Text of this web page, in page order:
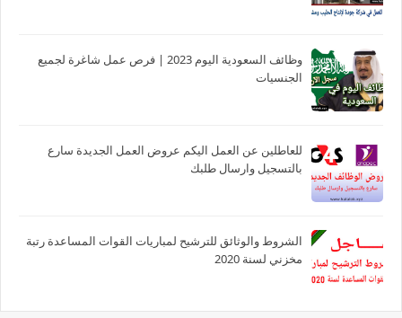
وظائف السعودية اليوم 2023 | فرص عمل شاغرة لجميع
الجنسيات
للعاطلين عن العمل اليكم عروض العمل الجديدة سارع
بالتسجيل وارسال طلبك
الشروط والوثائق للترشيح لمباريات القوات المساعدة رتبة
مخزني لسنة 2020